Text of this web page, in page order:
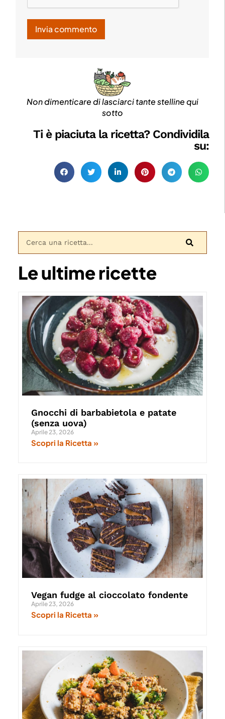
Non dimenticare di lasciarci tante stelline qui
sotto
Ti è piaciuta la ricetta? Condividila
su:
Le ultime ricette
Gnocchi di barbabietola e patate
(senza uova)
Aprile 23, 2026
Scopri la Ricetta »
Vegan fudge al cioccolato fondente
Aprile 23, 2026
Scopri la Ricetta »